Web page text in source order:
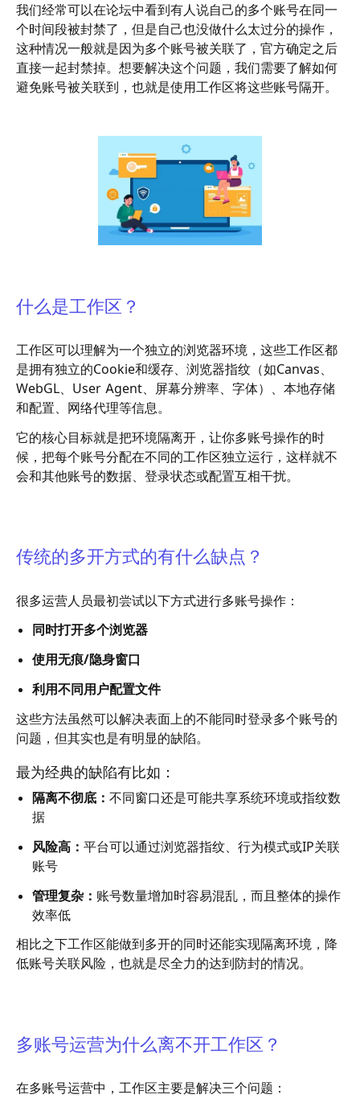
我们经常可以在论坛中看到有人说自己的多个账号在同一
个时间段被封禁了，但是自己也没做什么太过分的操作，
这种情况一般就是因为多个账号被关联了，官方确定之后
直接一起封禁掉。想要解决这个问题，我们需要了解如何
避免账号被关联到，也就是使用工作区将这些账号隔开。
什么是工作区？
工作区可以理解为一个独立的浏览器环境，这些工作区都
是拥有独立的Cookie和缓存、浏览器指纹（如Canvas、
WebGL、User Agent、屏幕分辨率、字体）、本地存储
和配置、网络代理等信息。
它的核心目标就是把环境隔离开，让你多账号操作的时
候，把每个账号分配在不同的工作区独立运行，这样就不
会和其他账号的数据、登录状态或配置互相干扰。
传统的多开方式的有什么缺点？
很多运营人员最初尝试以下方式进行多账号操作：
同时打开多个浏览器
使用无痕/隐身窗口
利用不同用户配置文件
这些方法虽然可以解决表面上的不能同时登录多个账号的
问题，但其实也是有明显的缺陷。
最为经典的缺陷有比如：
隔离不彻底： 不同窗口还是可能共享系统环境或指纹数
据
风险高： 平台可以通过浏览器指纹、行为模式或IP关联
账号
管理复杂： 账号数量增加时容易混乱，而且整体的操作
效率低
相比之下工作区能做到多开的同时还能实现隔离环境，降
低账号关联风险，也就是尽全力的达到防封的情况。
多账号运营为什么离不开工作区？
在多账号运营中，工作区主要是解决三个问题：